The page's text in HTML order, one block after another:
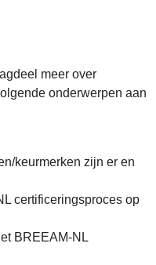
meer over
onderwerpen aan
keurmerken zijn er en
certificeringsproces op
BREEAM-NL